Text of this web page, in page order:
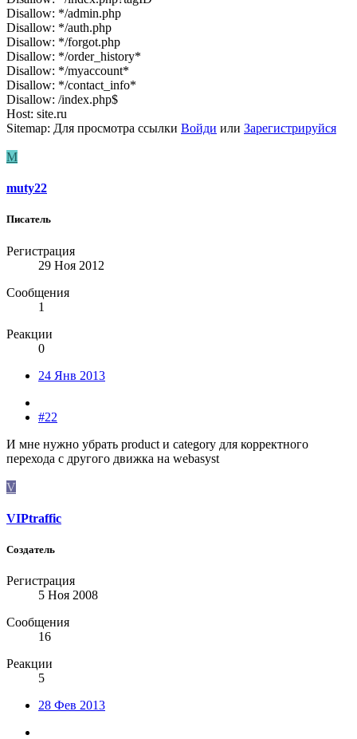
Disallow: */admin.php
Disallow: */auth.php
Disallow: */forgot.php
Disallow: */order_history*
Disallow: */myaccount*
Disallow: */contact_info*
Disallow: /index.php$
Host: site.ru
Sitemap: Для просмотра ссылки Войди или Зарегистрируйся
M
muty22
Писатель
Регистрация
29 Ноя 2012
Сообщения
1
Реакции
0
24 Янв 2013
#22
И мне нужно убрать product и category для корректного
перехода с другого движка на webasyst
V
VIPtraffic
Создатель
Регистрация
5 Ноя 2008
Сообщения
16
Реакции
5
28 Фев 2013